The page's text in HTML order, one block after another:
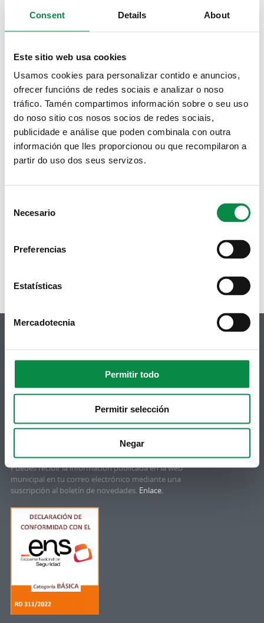
Consent Details About
Este sitio web usa cookies
Usamos cookies para personalizar contido e anuncios,
ofrecer funcións de redes sociais e analizar o noso
tráfico. Tamén compartimos información sobre o seu uso
do noso sitio cos nosos socios de redes sociais,
publicidade e análise que poden combinala con outra
información que lles proporcionou ou que recompilaron a
partir do uso dos seus servizos.
Selection
Necesario
Preferencias
Estatísticas
Mercadotecnia
Permitir todo
Permitir selección
Negar
MULTIMEDIA
Praza do Concello, 2 |15220
Telf 981 883 002 | Fax 981 883 925
Puedes recibir la información publicada en la web
municipal en tu correo electrónico mediante una
suscripción al boletín de novedades. Enlace.